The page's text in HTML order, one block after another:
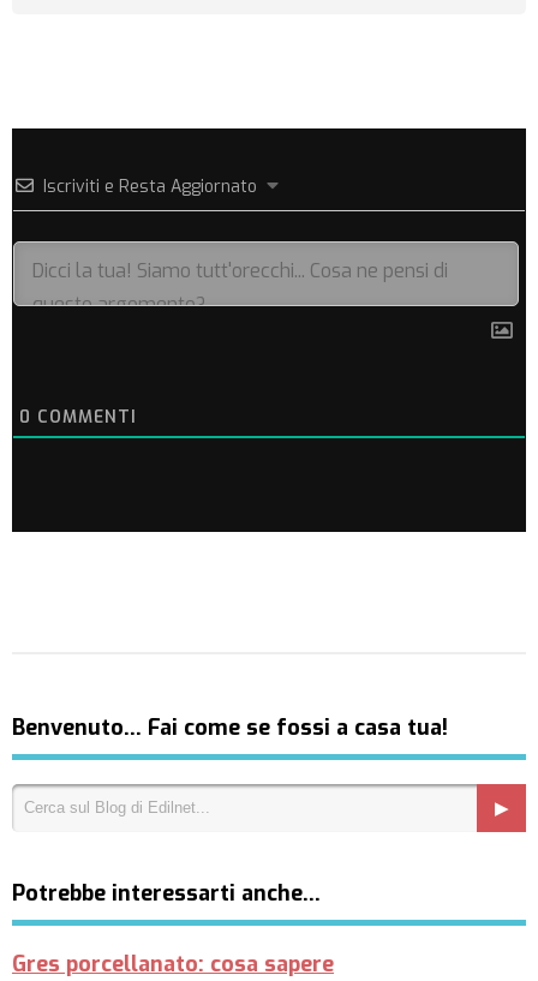
Iscriviti e Resta Aggiornato
0 COMMENTI
Benvenuto… Fai come se fossi a casa tua!
Potrebbe interessarti anche…
Gres porcellanato: cosa sapere